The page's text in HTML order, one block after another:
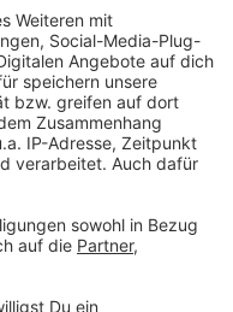
gibt es aber jede
auf den Rhein
aus Urbanem
Sitzgelegenheiten
und Snacks